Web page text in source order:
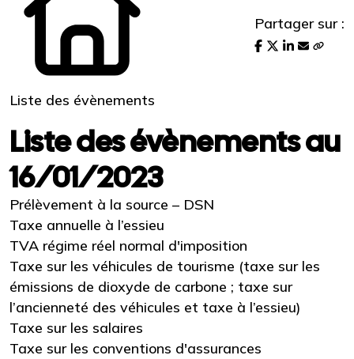
Liste des évènements
Partager sur :
Liste des évènements au
16/01/2023
Prélèvement à la source – DSN
Taxe annuelle à l’essieu
TVA régime réel normal d'imposition
Taxe sur les véhicules de tourisme (taxe sur les
émissions de dioxyde de carbone ; taxe sur
l’ancienneté des véhicules et taxe à l’essieu)
Taxe sur les salaires
Taxe sur les conventions d'assurances